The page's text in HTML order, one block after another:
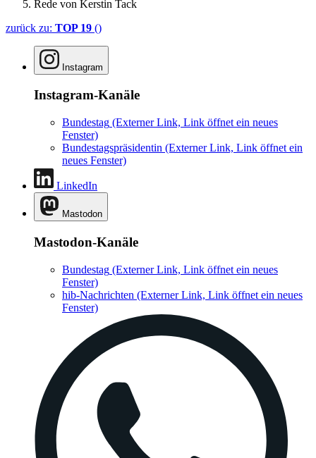
Rede von Kerstin Tack
zurück zu: TOP 19 ()
Instagram
Instagram-Kanäle
Bundestag (Externer Link, Link öffnet ein neues
Fenster)
Bundestagspräsidentin (Externer Link, Link öffnet ein
neues Fenster)
LinkedIn
Mastodon
Mastodon-Kanäle
Bundestag (Externer Link, Link öffnet ein neues
Fenster)
hib-Nachrichten (Externer Link, Link öffnet ein neues
Fenster)